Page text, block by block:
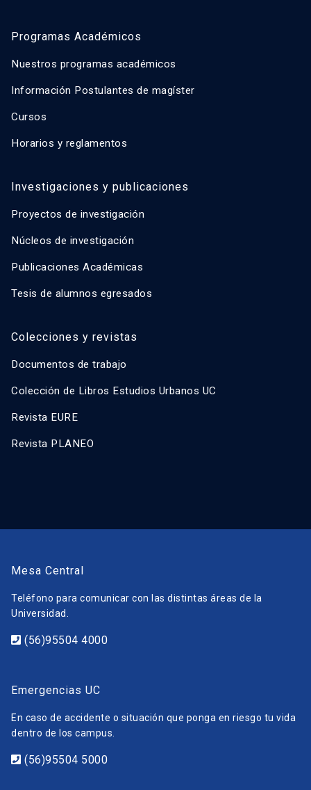
Programas Académicos
Nuestros programas académicos
Información Postulantes de magíster
Cursos
Horarios y reglamentos
Investigaciones y publicaciones
Proyectos de investigación
Núcleos de investigación
Publicaciones Académicas
Tesis de alumnos egresados
Colecciones y revistas
Documentos de trabajo
Colección de Libros Estudios Urbanos UC
Revista EURE
Revista PLANEO
Mesa Central
Teléfono para comunicar con las distintas áreas de la
Universidad.
(56)95504 4000
Emergencias UC
En caso de accidente o situación que ponga en riesgo tu vida
dentro de los campus.
(56)95504 5000